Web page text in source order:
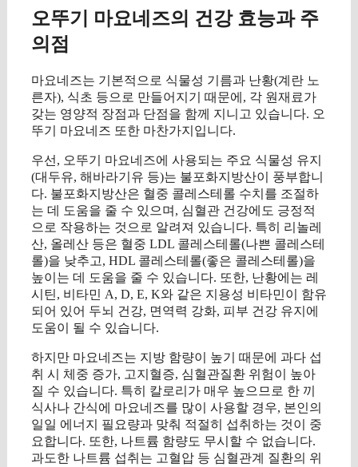
오뚜기 마요네즈의 건강 효능과 주
의점
마요네즈는 기본적으로 식물성 기름과 난황(계란 노
른자), 식초 등으로 만들어지기 때문에, 각 원재료가
갖는 영양적 장점과 단점을 함께 지니고 있습니다. 오
뚜기 마요네즈 또한 마찬가지입니다.
우선, 오뚜기 마요네즈에 사용되는 주요 식물성 유지
(대두유, 해바라기유 등)는 불포화지방산이 풍부합니
다. 불포화지방산은 혈중 콜레스테롤 수치를 조절하
는 데 도움을 줄 수 있으며, 심혈관 건강에도 긍정적
으로 작용하는 것으로 알려져 있습니다. 특히 리놀레
산, 올레산 등은 혈중 LDL 콜레스테롤(나쁜 콜레스테
롤)을 낮추고, HDL 콜레스테롤(좋은 콜레스테롤)을
높이는 데 도움을 줄 수 있습니다. 또한, 난황에는 레
시틴, 비타민 A, D, E, K와 같은 지용성 비타민이 함유
되어 있어 두뇌 건강, 면역력 강화, 피부 건강 유지에
도움이 될 수 있습니다.
하지만 마요네즈는 지방 함량이 높기 때문에 과다 섭
취 시 체중 증가, 고지혈증, 심혈관질환 위험이 높아
질 수 있습니다. 특히 칼로리가 매우 높으므로 한 끼
식사나 간식에 마요네즈를 많이 사용할 경우, 본인의
일일 에너지 필요량과 맞춰 적절히 섭취하는 것이 중
요합니다. 또한, 나트륨 함량도 무시할 수 없습니다.
과도한 나트륨 섭취는 고혈압 등 심혈관계 질환의 위